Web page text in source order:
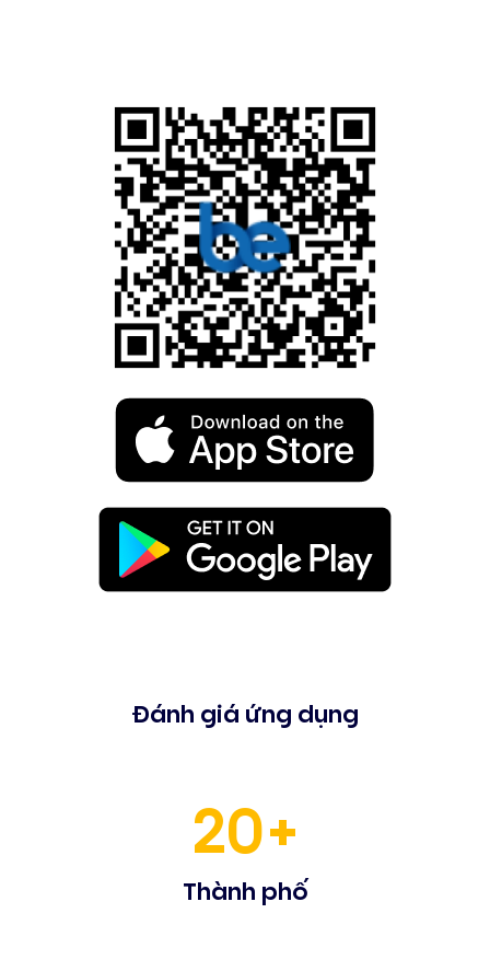
Đánh giá ứng dụng
20+
Thành phố